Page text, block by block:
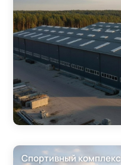
Спортивный комплекс